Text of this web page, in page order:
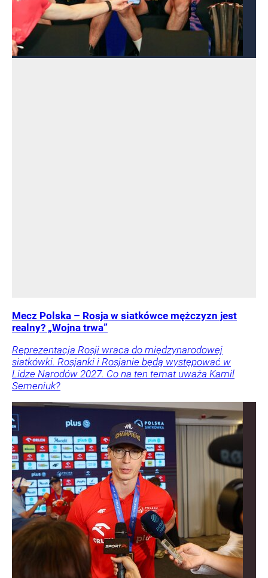
Mecz Polska – Rosja w siatkówce mężczyzn jest
realny? „Wojna trwa”
Reprezentacja Rosji wraca do międzynarodowej
siatkówki. Rosjanki i Rosjanie będą występować w
Lidze Narodów 2027. Co na ten temat uważa Kamil
Semeniuk?